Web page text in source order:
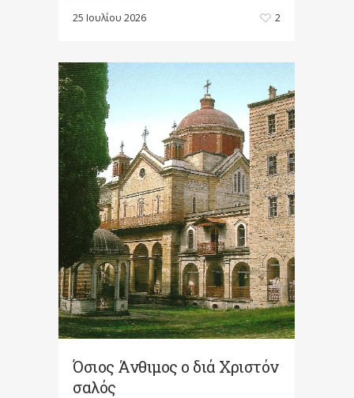
25 Ιουλίου 2026 2
Όσιος Άνθιμος ο διά Χριστόν
σαλός